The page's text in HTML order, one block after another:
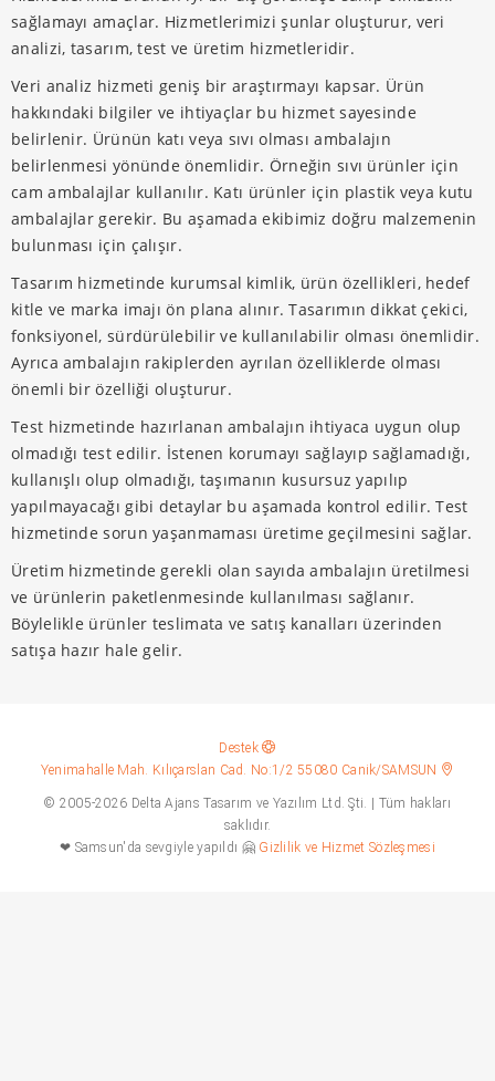
sağlamayı amaçlar. Hizmetlerimizi şunlar oluşturur, veri
analizi, tasarım, test ve üretim hizmetleridir.
Veri analiz hizmeti geniş bir araştırmayı kapsar. Ürün
hakkındaki bilgiler ve ihtiyaçlar bu hizmet sayesinde
belirlenir. Ürünün katı veya sıvı olması ambalajın
belirlenmesi yönünde önemlidir. Örneğin sıvı ürünler için
cam ambalajlar kullanılır. Katı ürünler için plastik veya kutu
ambalajlar gerekir. Bu aşamada ekibimiz doğru malzemenin
bulunması için çalışır.
Tasarım hizmetinde kurumsal kimlik, ürün özellikleri, hedef
kitle ve marka imajı ön plana alınır. Tasarımın dikkat çekici,
fonksiyonel, sürdürülebilir ve kullanılabilir olması önemlidir.
Ayrıca ambalajın rakiplerden ayrılan özelliklerde olması
önemli bir özelliği oluşturur.
Test hizmetinde hazırlanan ambalajın ihtiyaca uygun olup
olmadığı test edilir. İstenen korumayı sağlayıp sağlamadığı,
kullanışlı olup olmadığı, taşımanın kusursuz yapılıp
yapılmayacağı gibi detaylar bu aşamada kontrol edilir. Test
hizmetinde sorun yaşanmaması üretime geçilmesini sağlar.
Üretim hizmetinde gerekli olan sayıda ambalajın üretilmesi
ve ürünlerin paketlenmesinde kullanılması sağlanır.
Böylelikle ürünler teslimata ve satış kanalları üzerinden
satışa hazır hale gelir.
Destek
Yenimahalle Mah. Kılıçarslan Cad. No:1/2 55080 Canik/SAMSUN
© 2005-2026 Delta Ajans Tasarım ve Yazılım Ltd. Şti. | Tüm hakları
saklıdır.
❤ Samsun'da sevgiyle yapıldı 🤗 Gizlilik ve Hizmet Sözleşmesi